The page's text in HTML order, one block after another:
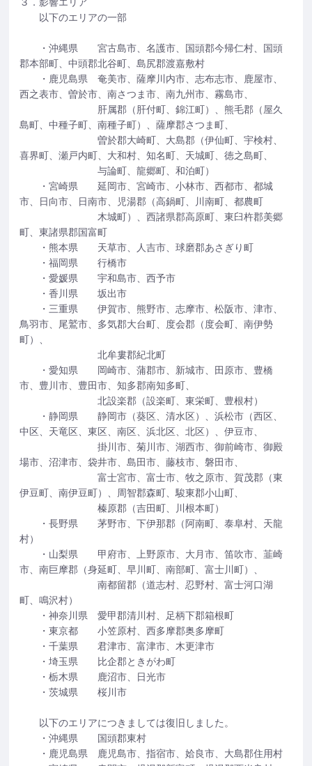
以下のエリアの一部
・沖縄県 宮古島市、名護市、国頭郡今帰仁村、国頭
郡本部町、中頭郡北谷町、島尻郡渡嘉敷村
・鹿児島県 奄美市、薩摩川内市、志布志市、鹿屋市、
西之表市、曽於市、南さつま市、南九州市、霧島市、
肝属郡（肝付町、錦江町）、熊毛郡（屋久
島町、中種子町、南種子町）、薩摩郡さつま町、
曽於郡大崎町、大島郡（伊仙町、宇検村、
喜界町、瀬戸内町、大和村、知名町、天城町、徳之島町、
与論町、龍郷町、和泊町）
・宮崎県 延岡市、宮崎市、小林市、西都市、都城
市、日向市、日南市、児湯郡（高鍋町、川南町、都農町
木城町）、西諸県郡高原町、東臼杵郡美郷
町、東諸県郡国富町
・熊本県 天草市、人吉市、球磨郡あさぎり町
・福岡県 行橋市
・愛媛県 宇和島市、西予市
・香川県 坂出市
・三重県 伊賀市、熊野市、志摩市、松阪市、津市、
鳥羽市、尾鷲市、多気郡大台町、度会郡（度会町、南伊勢
町）、
北牟婁郡紀北町
・愛知県 岡崎市、蒲郡市、新城市、田原市、豊橋
市、豊川市、豊田市、知多郡南知多町、
北設楽郡（設楽町、東栄町、豊根村）
・静岡県 静岡市（葵区、清水区）、浜松市（西区、
中区、天竜区、東区、南区、浜北区、北区）、伊豆市、
掛川市、菊川市、湖西市、御前崎市、御殿
場市、沼津市、袋井市、島田市、藤枝市、磐田市、
富士宮市、富士市、牧之原市、賀茂郡（東
伊豆町、南伊豆町）、周智郡森町、駿東郡小山町、
榛原郡（吉田町、川根本町）
・長野県 茅野市、下伊那郡（阿南町、泰阜村、天龍
村）
・山梨県 甲府市、上野原市、大月市、笛吹市、韮崎
市、南巨摩郡（身延町、早川町、南部町、富士川町）、
南都留郡（道志村、忍野村、富士河口湖
町、鳴沢村）
・神奈川県 愛甲郡清川村、足柄下郡箱根町
・東京都 小笠原村、西多摩郡奥多摩町
・千葉県 君津市、富津市、木更津市
・埼玉県 比企郡ときがわ町
・栃木県 鹿沼市、日光市
・茨城県 桜川市
以下のエリアにつきましては復旧しました。
・沖縄県 国頭郡東村
・鹿児島県 鹿児島市、指宿市、姶良市、大島郡住用村